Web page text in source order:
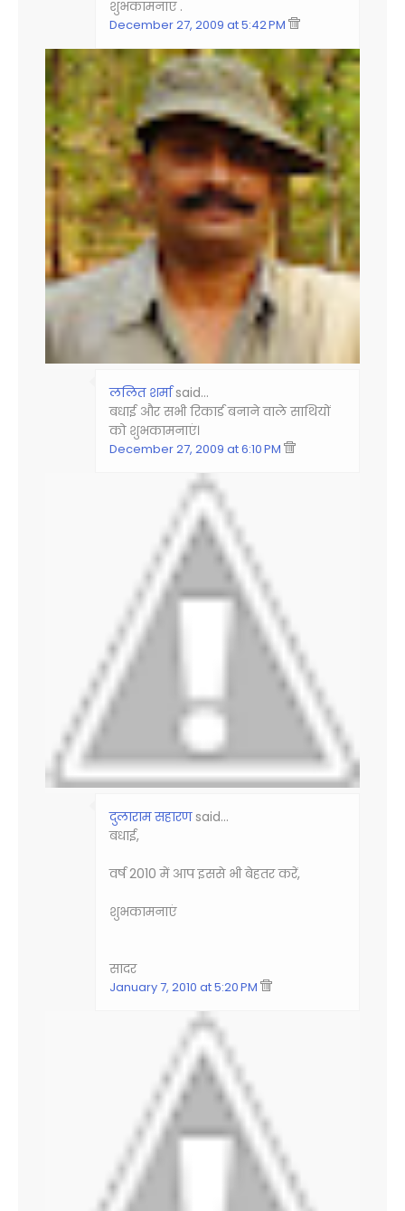
शुभकामनाएं .
December 27, 2009 at 5:42 PM
ललित शर्माsaid…
बधाई और सभी रिकार्ड बनाने वाले साथियों
को शुभकामनाएं।
December 27, 2009 at 6:10 PM
दुलाराम सहारणsaid…
बधाई,
वर्ष 2010 में आप इससे भी बेहतर करें,
शुभकामनाएं
सादर
January 7, 2010 at 5:20 PM